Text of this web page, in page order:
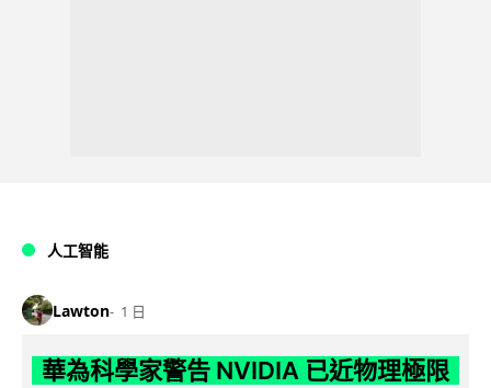
人工智能
Lawton 1 日
華為科學家警告 NVIDIA 已近物理極限